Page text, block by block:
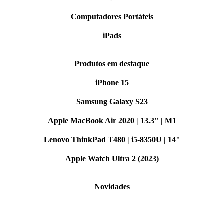
Computadores Portáteis
iPads
Produtos em destaque
iPhone 15
Samsung Galaxy S23
Apple MacBook Air 2020 | 13.3" | M1
Lenovo ThinkPad T480 | i5-8350U | 14"
Apple Watch Ultra 2 (2023)
Novidades